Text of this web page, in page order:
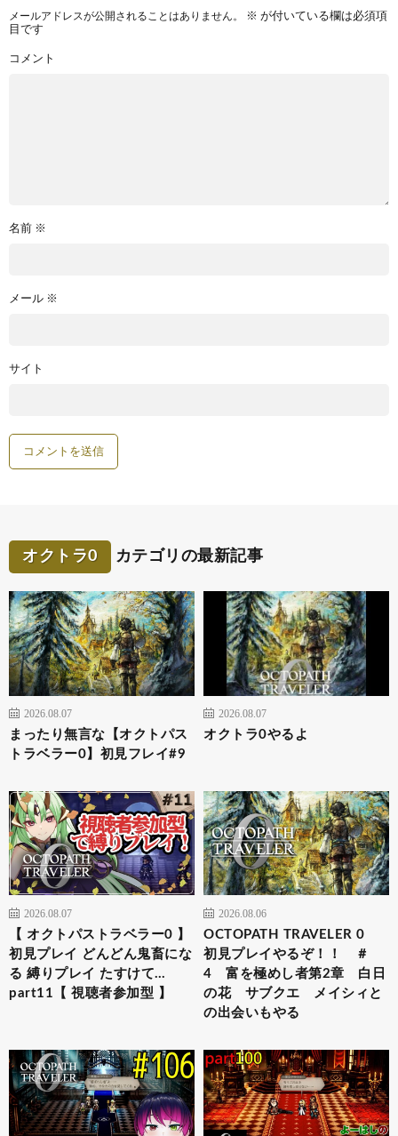
メールアドレスが公開されることはありません。 ※ が付いている欄は必須項
目です
コメント
名前 ※
メール ※
サイト
オクトラ0 カテゴリの最新記事
2026.08.07
まったり無言な【オクトパス
トラベラー0】初見フレイ#9
2026.08.07
オクトラ0やるよ
2026.08.07
【 オクトパストラベラー0 】
初見プレイ どんどん鬼畜にな
る 縛りプレイ たすけて…
part11【 視聴者参加型 】
2026.08.06
OCTOPATH TRAVELER 0
初見プレイやるぞ！！ ＃
4 富を極めし者第2章 白日
の花 サブクエ メイシィと
の出会いもやる